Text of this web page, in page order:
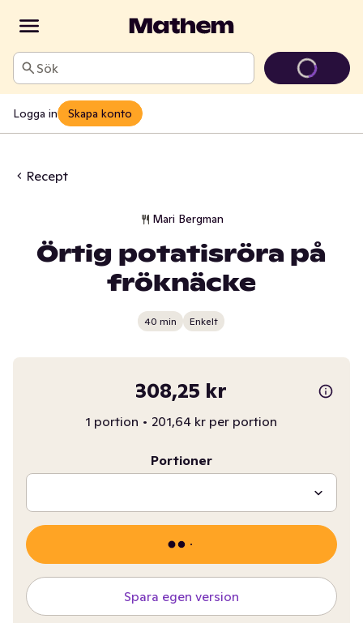
Sök
Logga in Skapa konto
Recept
Mari Bergman
Örtig potatisröra på
fröknäcke
40 min Enkelt
308,25 kr
1 portion • 201,64 kr per portion
Portioner
Spara egen version